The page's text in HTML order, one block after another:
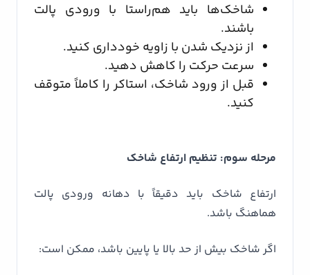
شاخک‌ها باید هم‌راستا با ورودی پالت
باشند.
از نزدیک شدن با زاویه خودداری کنید.
سرعت حرکت را کاهش دهید.
قبل از ورود شاخک، استاکر را کاملاً متوقف
کنید.
مرحله سوم: تنظیم ارتفاع شاخک
ارتفاع شاخک باید دقیقاً با دهانه ورودی پالت
هماهنگ باشد.
اگر شاخک بیش از حد بالا یا پایین باشد، ممکن است: